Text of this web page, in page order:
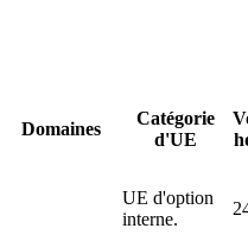
Domaines
Catégorie
d'UE
UE d'option
interne.